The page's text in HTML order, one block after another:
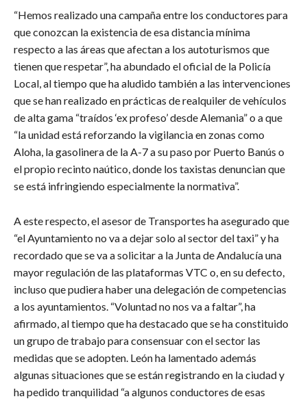
“Hemos realizado una campaña entre los conductores para
que conozcan la existencia de esa distancia mínima
respecto a las áreas que afectan a los autoturismos que
tienen que respetar”, ha abundado el oficial de la Policía
Local, al tiempo que ha aludido también a las intervenciones
que se han realizado en prácticas de realquiler de vehículos
de alta gama “traídos ‘ex profeso’ desde Alemania” o a que
“la unidad está reforzando la vigilancia en zonas como
Aloha, la gasolinera de la A-7 a su paso por Puerto Banús o
el propio recinto naútico, donde los taxistas denuncian que
se está infringiendo especialmente la normativa”.
A este respecto, el asesor de Transportes ha asegurado que
“el Ayuntamiento no va a dejar solo al sector del taxi” y ha
recordado que se va a solicitar a la Junta de Andalucía una
mayor regulación de las plataformas VTC o, en su defecto,
incluso que pudiera haber una delegación de competencias
a los ayuntamientos. “Voluntad no nos va a faltar”, ha
afirmado, al tiempo que ha destacado que se ha constituido
un grupo de trabajo para consensuar con el sector las
medidas que se adopten. León ha lamentado además
algunas situaciones que se están registrando en la ciudad y
ha pedido tranquilidad “a algunos conductores de esas